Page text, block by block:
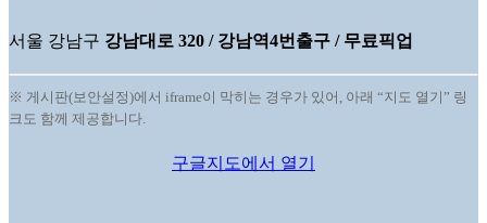
서울 강남구 강남대로 320 / 강남역4번출구 / 무료픽업
※ 게시판(보안설정)에서 iframe이 막히는 경우가 있어, 아래 “지도 열기” 링
크도 함께 제공합니다.
구글지도에서 열기